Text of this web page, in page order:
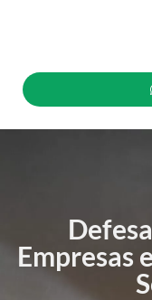
Empresas